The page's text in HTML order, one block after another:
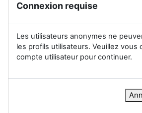
Connexion requise
Les utilisateurs anonymes ne
les profils utilisateurs. Veuillez vous
compte utilisateur pour continuer.